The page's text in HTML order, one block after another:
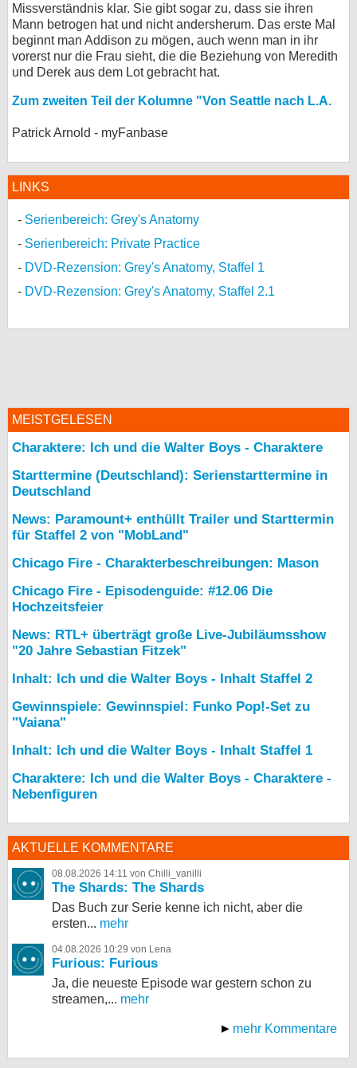
Missverständnis klar. Sie gibt sogar zu, dass sie ihren
Mann betrogen hat und nicht andersherum. Das erste Mal
beginnt man Addison zu mögen, auch wenn man in ihr
vorerst nur die Frau sieht, die die Beziehung von Meredith
und Derek aus dem Lot gebracht hat.
Zum zweiten Teil der Kolumne "Von Seattle nach L.A.
Patrick Arnold - myFanbase
LINKS
Serienbereich: Grey's Anatomy
Serienbereich: Private Practice
DVD-Rezension: Grey's Anatomy, Staffel 1
DVD-Rezension: Grey's Anatomy, Staffel 2.1
MEISTGELESEN
Charaktere: Ich und die Walter Boys - Charaktere
Starttermine (Deutschland): Serienstarttermine in
Deutschland
News: Paramount+ enthüllt Trailer und Starttermin
für Staffel 2 von "MobLand"
Chicago Fire - Charakterbeschreibungen: Mason
Chicago Fire - Episodenguide: #12.06 Die
Hochzeitsfeier
News: RTL+ überträgt große Live-Jubiläumsshow
"20 Jahre Sebastian Fitzek"
Inhalt: Ich und die Walter Boys - Inhalt Staffel 2
Gewinnspiele: Gewinnspiel: Funko Pop!-Set zu
"Vaiana"
Inhalt: Ich und die Walter Boys - Inhalt Staffel 1
Charaktere: Ich und die Walter Boys - Charaktere -
Nebenfiguren
AKTUELLE KOMMENTARE
08.08.2026 14:11 von Chilli_vanilli
The Shards: The Shards
Das Buch zur Serie kenne ich nicht, aber die
ersten... mehr
04.08.2026 10:29 von Lena
Furious: Furious
Ja, die neueste Episode war gestern schon zu
streamen,... mehr
mehr Kommentare